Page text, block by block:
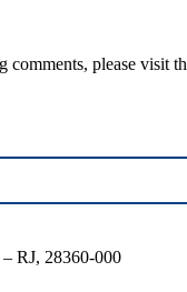
comments, please visit
RJ, 28360-000